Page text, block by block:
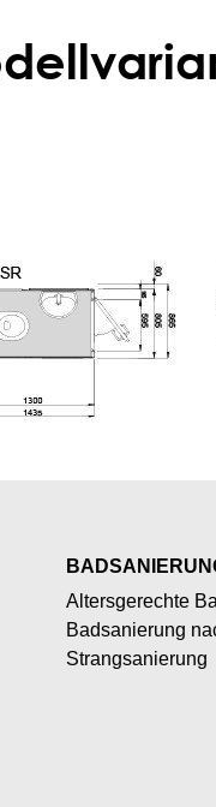
Altersgerechte
Badsanierung
Strangsanierung